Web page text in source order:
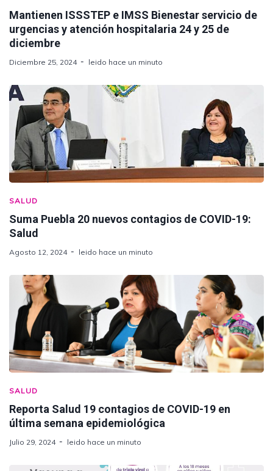
Mantienen ISSSTEP e IMSS Bienestar servicio de
urgencias y atención hospitalaria 24 y 25 de
diciembre
Diciembre 25, 2024 leido hace un minuto
SALUD
Suma Puebla 20 nuevos contagios de COVID-19:
Salud
Agosto 12, 2024 leido hace un minuto
SALUD
Reporta Salud 19 contagios de COVID-19 en
última semana epidemiológica
Julio 29, 2024 leido hace un minuto